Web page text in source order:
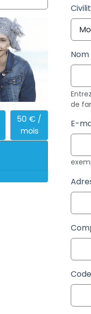
50 € /
mois
Nom
de
E-